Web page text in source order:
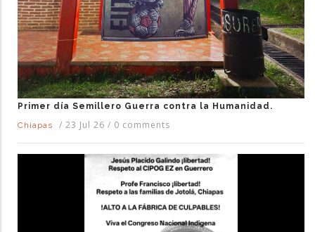
Primer día Semillero Guerra contra la Humanidad.
Chiapas
/ 23 Jul 26 / 0 comments